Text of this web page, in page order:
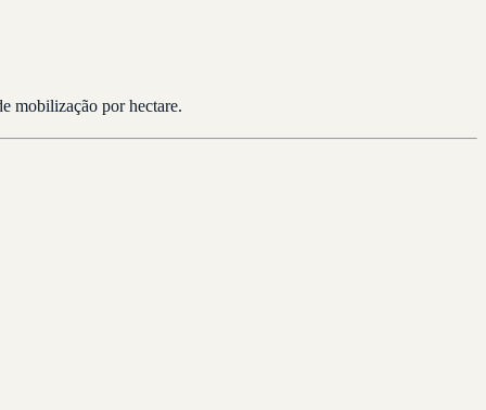
mobilização por hectare.